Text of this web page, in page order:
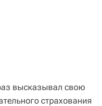
высказывал свою
страхования